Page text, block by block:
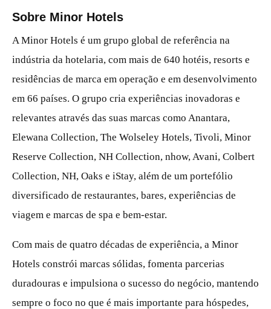
Sobre Minor Hotels
A Minor Hotels é um grupo global de referência na
indústria da hotelaria, com mais de 640 hotéis, resorts e
residências de marca em operação e em desenvolvimento
em 66 países. O grupo cria experiências inovadoras e
relevantes através das suas marcas como Anantara,
Elewana Collection, The Wolseley Hotels, Tivoli, Minor
Reserve Collection, NH Collection, nhow, Avani, Colbert
Collection, NH, Oaks e iStay, além de um portefólio
diversificado de restaurantes, bares, experiências de
viagem e marcas de spa e bem‑estar.
Com mais de quatro décadas de experiência, a Minor
Hotels constrói marcas sólidas, fomenta parcerias
duradouras e impulsiona o sucesso do negócio, mantendo
sempre o foco no que é mais importante para hóspedes,